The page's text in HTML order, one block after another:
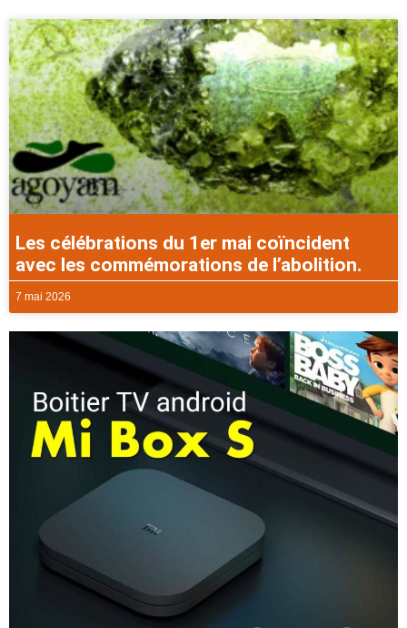
Les célébrations du 1er mai coïncident
avec les commémorations de l’abolition.
7 mai 2026